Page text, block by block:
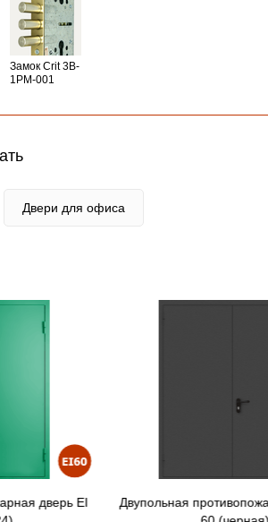
Замок Crit 3B-
1PM-001
Двери для офиса
дверь EI
Двупольная